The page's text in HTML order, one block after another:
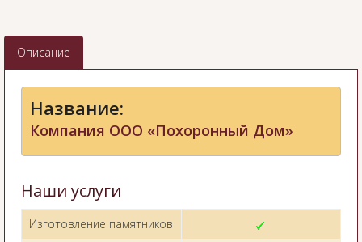
Описание
Название:
Компания ООО «Похоронный Дом»
Наши услуги
Изготовление памятников